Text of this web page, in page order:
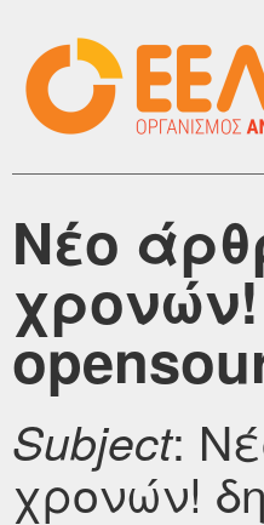
Νέο
χρονών!
Subject:
χρονών!